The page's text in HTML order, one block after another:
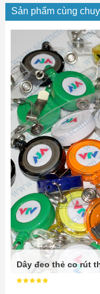
Sản phẩm cùng
Dây đeo thẻ co rút